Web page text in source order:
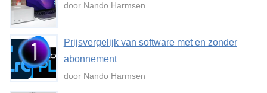
door Nando Harmsen
Prijsvergelijk van software met en zonder
abonnement
door Nando Harmsen